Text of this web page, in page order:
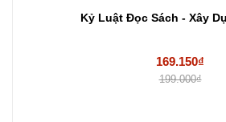
Kỷ Luật Đọc Sách - Xây
169.150₫
199.000₫